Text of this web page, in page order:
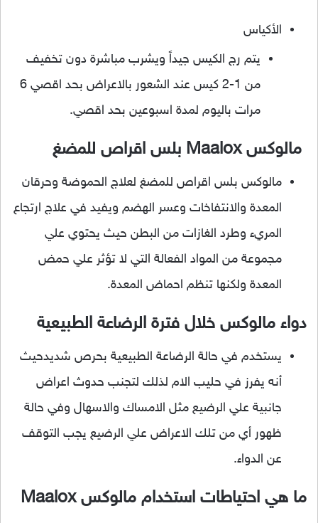
الأكياس
يتم رج الكيس جيداً ويشرب مباشرة دون تخفيف
من 1-2 كيس عند الشعور بالاعراض بحد اقصي 6
مرات باليوم لمدة اسبوعين بحد اقصي.
مالوكس Maalox بلس اقراص للمضغ
مالوكس بلس اقراص للمضغ لعلاج الحموضة وحرقان
المعدة والانتفاخات وعسر الهضم ويفيد في علاج ارتجاع
المريء وطرد الغازات من البطن حيث يحتوي علي
مجموعة من المواد الفعالة التي لا تؤثر علي حمض
المعدة ولكنها تنظم احماض المعدة.
دواء مالوكس خلال فترة الرضاعة الطبيعية
يستخدم في حالة الرضاعة الطبيعية بحرص شديدحيث
أنه يفرز في حليب الام لذلك لتجنب حدوث اعراض
جانبية علي الرضيع مثل الامساك والاسهال وفي حالة
ظهور أي من تلك الاعراض علي الرضيع يجب التوقف
عن الدواء.
ما هي احتياطات استخدام مالوكس Maalox